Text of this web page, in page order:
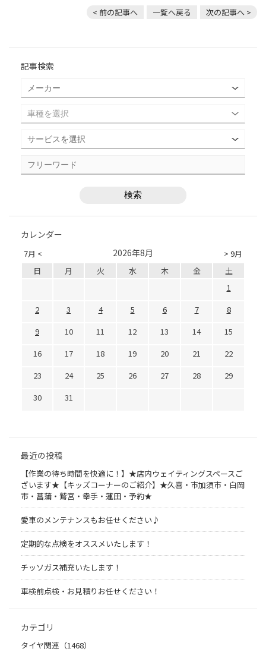
< 前の記事へ 一覧へ戻る 次の記事へ >
記事検索
カレンダー
7月 < > 9月
2026年8月
日 月 火 水 木 金
土
1
2
3 4 5 6 7
8
9
10 11 12 13 14
15
16
17 18 19 20 21
22
23
24 25 26 27 28
29
30
31
最近の投稿
【作業の待ち時間を快適に！】★店内ウェイティングスペースご
ざいます★【キッズコーナーのご紹介】★久喜・市加須市・白岡
市・菖蒲・鷲宮・幸手・蓮田・予約★
愛車のメンテナンスもお任せください♪
定期的な点検をオススメいたします！
チッソガス補充いたします！
車検前点検・お見積りお任せください！
カテゴリ
タイヤ関連（1468）